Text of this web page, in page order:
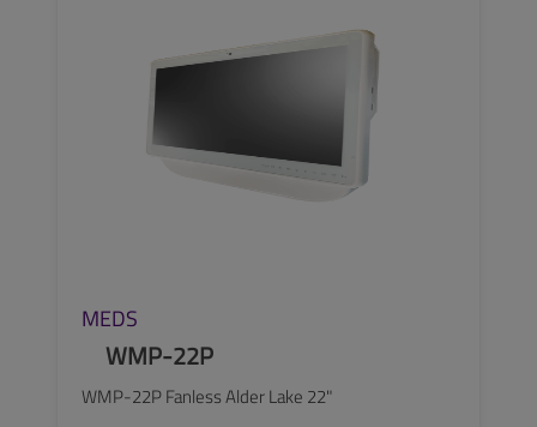
MEDS
WMP-22P
WMP-22P Fanless Alder Lake 22"